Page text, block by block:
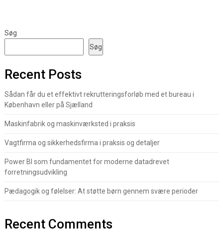
Søg
Søg
Recent Posts
Sådan får du et effektivt rekrutteringsforløb med et bureau i
København eller på Sjælland
Maskinfabrik og maskinværksted i praksis
Vagtfirma og sikkerhedsfirma i praksis og detaljer
Power BI som fundamentet for moderne datadrevet
forretningsudvikling
Pædagogik og følelser: At støtte børn gennem svære perioder
Recent Comments